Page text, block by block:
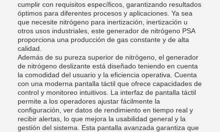
cumplir con requisitos específicos, garantizando resultados
óptimos para diferentes procesos y aplicaciones. Ya sea
que necesite nitrógeno para inertización, inertización u
otros usos industriales, este generador de nitrógeno PSA
proporciona una producción de gas constante y de alta
calidad.
Además de su pureza superior de nitrógeno, el generador
de nitrógeno deslizante está diseñado teniendo en cuenta
la comodidad del usuario y la eficiencia operativa. Cuenta
con una moderna pantalla táctil que ofrece capacidades de
control y monitoreo intuitivos. La interfaz de pantalla táctil
permite a los operadores ajustar fácilmente la
configuración, ver datos de rendimiento en tiempo real y
recibir alertas, lo que mejora la usabilidad general y la
gestión del sistema. Esta pantalla avanzada garantiza que